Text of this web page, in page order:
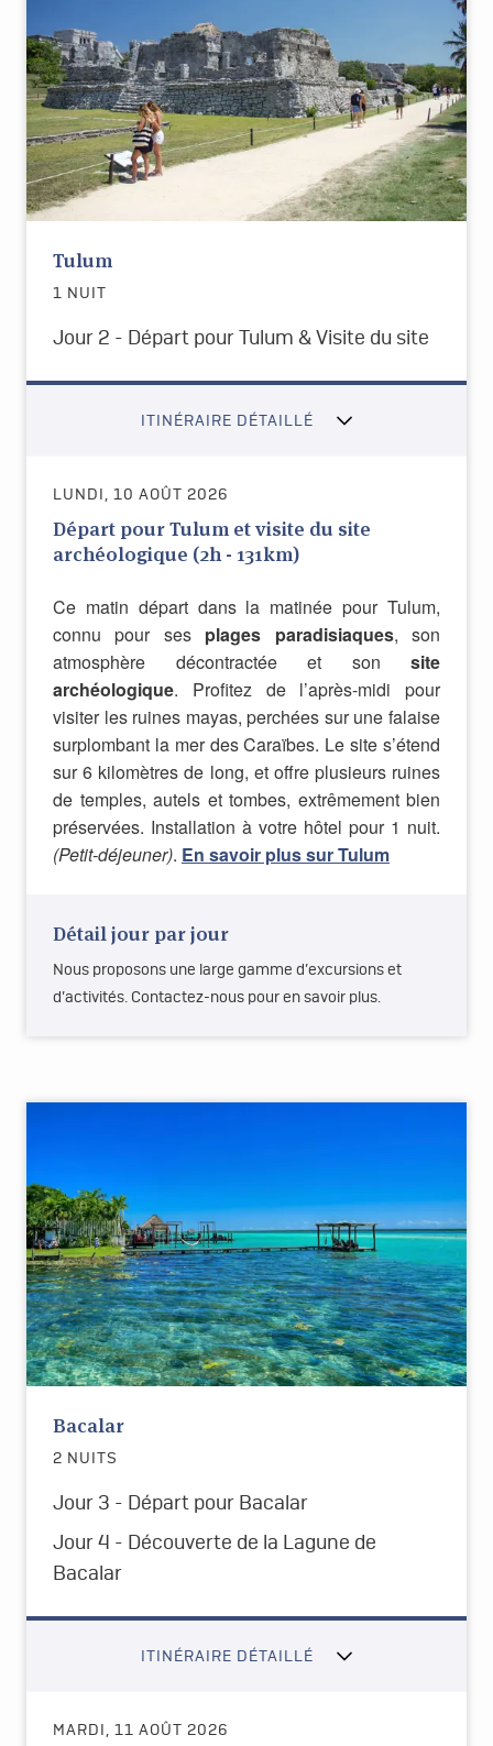
Tulum
1 NUIT
Jour 2 - Départ pour Tulum & Visite du site
ITINÉRAIRE DÉTAILLÉ
LUNDI, 10 AOÛT 2026
Départ pour Tulum et visite du site
archéologique (2h - 131km)
Ce matin départ dans la matinée pour Tulum,
connu pour ses plages paradisiaques, son
atmosphère décontractée et son site
archéologique. Profitez de l’après-midi pour
visiter les ruines mayas, perchées sur une falaise
surplombant la mer des Caraïbes. Le site s’étend
sur 6 kilomètres de long, et offre plusieurs ruines
de temples, autels et tombes, extrêmement bien
préservées. Installation à votre hôtel pour 1 nuit.
(Petit-déjeuner). En savoir plus sur Tulum
Détail jour par jour
Nous proposons une large gamme d’excursions et
d’activités. Contactez-nous pour en savoir plus.
Bacalar
2 NUITS
Jour 3 - Départ pour Bacalar
Jour 4 - Découverte de la Lagune de
Bacalar
ITINÉRAIRE DÉTAILLÉ
MARDI, 11 AOÛT 2026